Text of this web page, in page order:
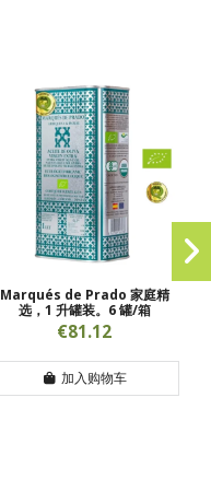
Marqués de Prado 家庭精
选，1 升罐装。6 罐/箱
€81.12
加入购物车